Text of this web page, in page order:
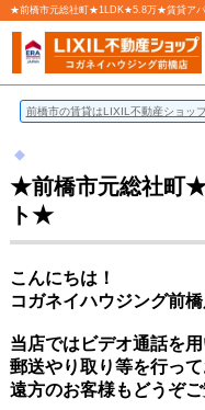
前橋市の賃貸はLIXIL不動産ショッ
★前橋市元総社町
ト★
こんにちは！
コガネイハウジング前橋
当店ではビデオ通話を
郵送やり取り等を行って
遠方のお客様もどうぞ